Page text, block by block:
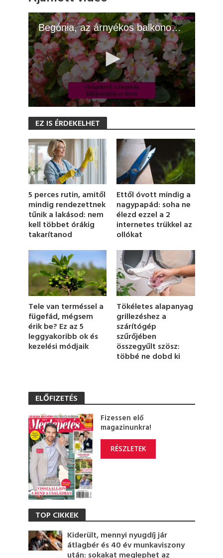
Begónia, az árnyékos balkonok királynője
s
o
n
d
s
o
f
m
i
n
u
t
e
s
o
n
EZ IS ÉRDEKELHET
5 perces rutin, amitől
mindig rendezettnek
tűnik a lakásod: nem
kell többet órákig
takarítanod
Ettől óvott mindig a
nagypapád: soha ne
élezd ezzel a 2
internetes trükkel az
ollókat
Tele van terméssel a
fügefád, mégsem
érik be? Ez az 5
leggyakoribb ok és
kezelési módjaik
Tökéletes alapanyag
grillezéshez a
szárítógép
szűrőjében
összegyűlt szösz:
többé ne dobd ki
ELŐFIZETÉS
Fizessen elő
magazinunkra!
RÉSZLETEK
TOP CIKKEK
Kiderült, mennyi nyugdíj jár
átlagbér és 40 év munkaviszony